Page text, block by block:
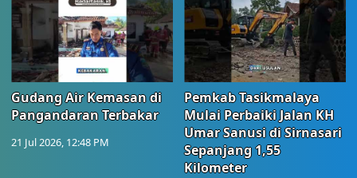
Gudang Air Kemasan di
Pangandaran Terbakar
21 Jul 2026, 12:48 PM
Pemkab Tasikmalaya
Mulai Perbaiki Jalan KH
Umar Sanusi di Sirnasari
Sepanjang 1,55
Kilometer